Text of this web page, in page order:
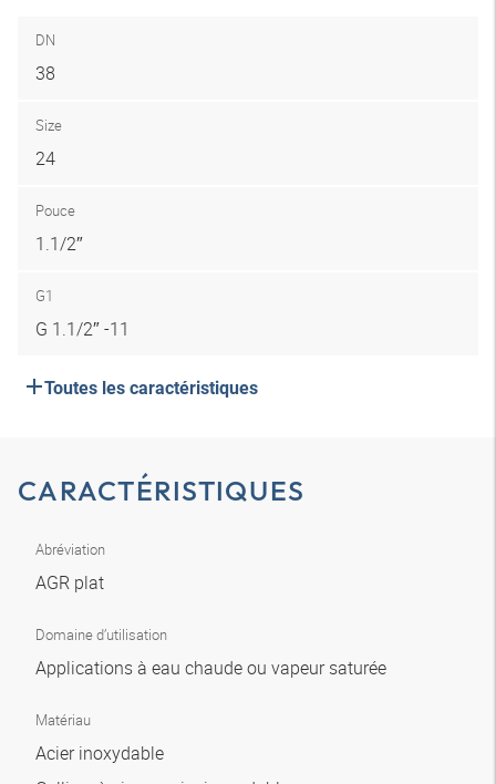
DN
38
Size
24
Pouce
1.1/2″
G1
G 1.1/2″ -11
Toutes les caractéristiques
CARACTÉRISTIQUES
Abréviation
AGR plat
Domaine d’utilisation
Applications à eau chaude ou vapeur saturée
Matériau
Acier inoxydable